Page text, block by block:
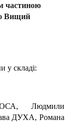
частиною
Вищий
у складі:
Людмили
ДУХА, Романа